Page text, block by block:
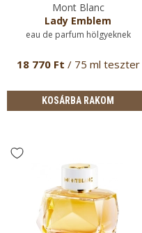
Mont Blanc
Lady Emblem
eau de parfum hölgyeknek
18 770 Ft / 75 ml teszter
KOSÁRBA RAKOM